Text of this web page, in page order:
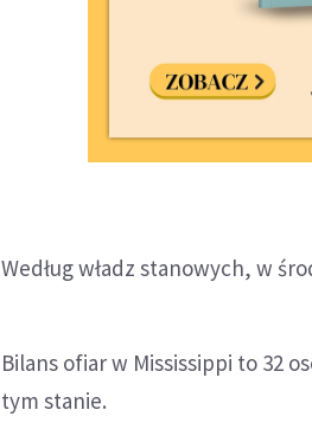
Według władz stanowych, w
Bilans ofiar w Mississippi to 32
tym stanie.